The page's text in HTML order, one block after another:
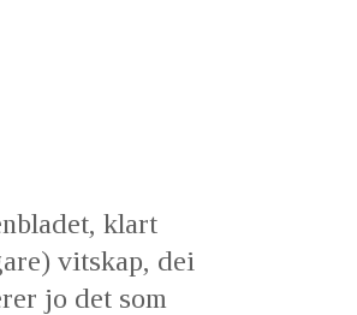
klart
vitskap, dei
jo det som